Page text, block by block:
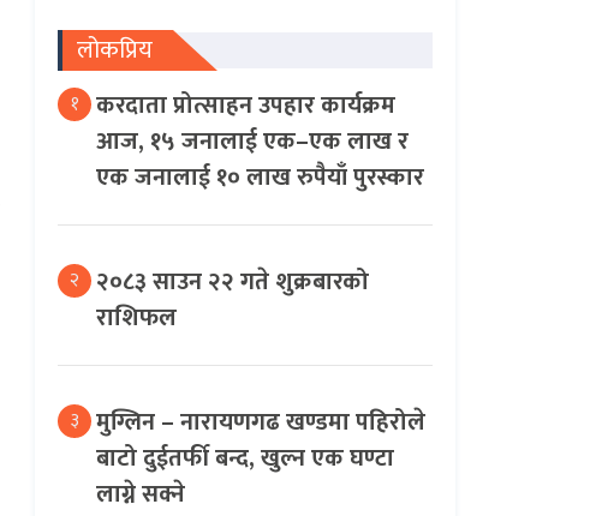
लोकप्रिय
१ करदाता प्रोत्साहन उपहार कार्यक्रम
आज, १५ जनालाई एक–एक लाख र
एक जनालाई १० लाख रुपैयाँ पुरस्कार
२ २०८३ साउन २२ गते शुक्रबारको
राशिफल
३ मुग्लिन – नारायणगढ खण्डमा पहिरोले
बाटो दुईतर्फी बन्द, खुल्न एक घण्टा
लाग्ने सक्ने